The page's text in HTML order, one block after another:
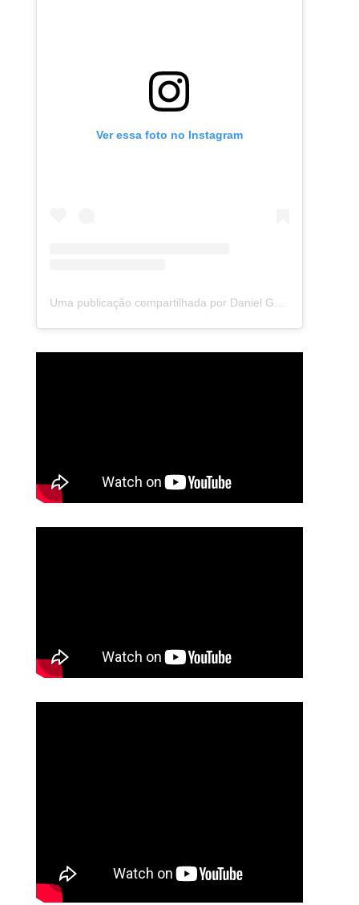
Ver essa foto no Instagram
Uma publicação compartilhada por Daniel Gabarra | Brainspotting (@danielgabarra)